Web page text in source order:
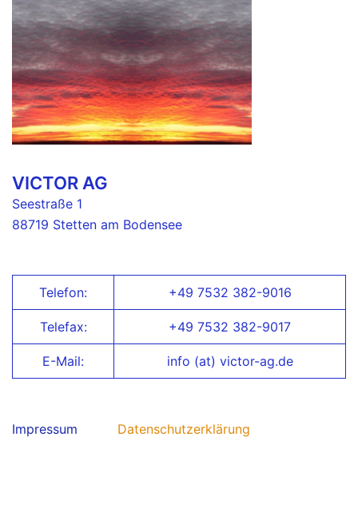
VICTOR AG
Seestraße 1
88719 Stetten am Bodensee
Telefon: +49 7532 382-9016
Telefax: +49 7532 382-9017
E-Mail: info (at) victor-ag.de
Impressum Datenschutzerklärung